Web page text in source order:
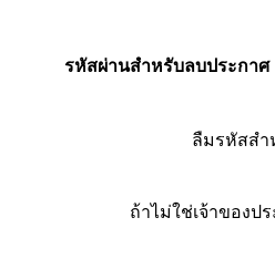
รหัสผ่านสำหรับลบประกาศ
ลืมรหัสส
ถ้าไม่ใช่เจ้าของป